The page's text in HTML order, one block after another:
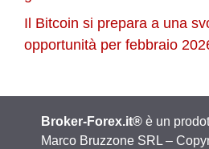
Il Bitcoin si prepara a una
opportunità per febbraio
Broker-Forex.it® è un
Marco Bruzzone SRL –